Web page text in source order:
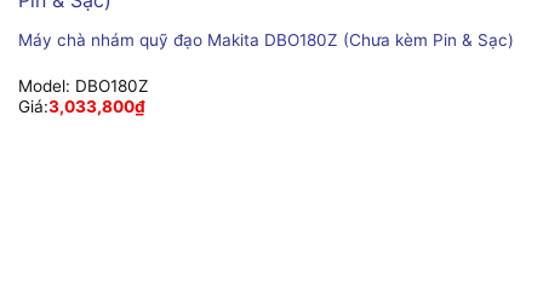
Máy chà nhám quỹ đạo Makita DBO180Z (Chưa kèm Pin & Sạc)
Model: DBO180Z
Giá:3,033,800₫